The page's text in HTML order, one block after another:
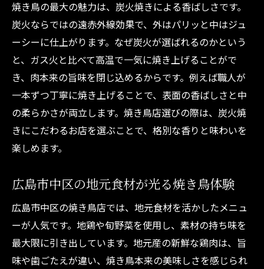
焼き鳥の最大の魅力は、炭火焼きによる香ばしさです。
炭火ならではの遠赤外線効果で、外はパリッと中はジュ
ーシーに仕上がります。なぜ炭火が選ばれるのかという
と、ガス火と比べて高温で一気に焼き上げることがで
き、肉本来の旨味を閉じ込めるからです。例えば職人が
一本ずつ丁寧に焼き上げることで、表面の香ばしさと中
の柔らかさが両立します。焼き鳥店選びの際は、炭火焼
きにこだわるお店を選ぶことで、格別な香りと味わいを
楽しめます。
広島市中区の地元食材が光る焼き鳥体験
広島市中区の焼き鳥店では、地元食材を活かしたメニュ
ーが人気です。地鶏や旬野菜を使用し、素材の持ち味を
最大限に引き出しています。地元産の新鮮な鶏肉は、旨
味や歯ごたえが違い、焼き鳥本来の美味しさを感じられ